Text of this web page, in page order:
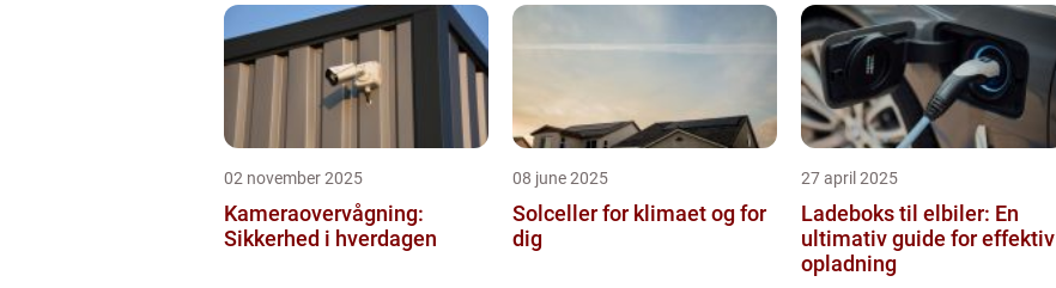
02 november 2025
Kameraovervågning:
Sikkerhed i hverdagen
08 june 2025
Solceller for klimaet og for
dig
27 april 2025
Ladeboks til elbiler: En
ultimativ guide for effektiv
opladning